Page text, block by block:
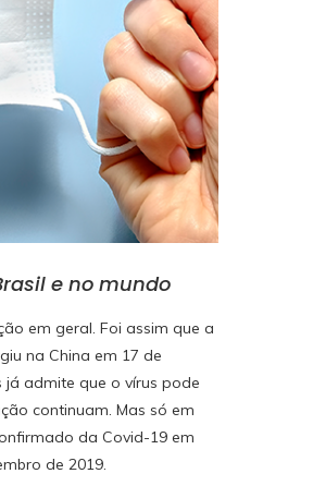
e no mundo
em geral. Foi assim que a
na China em 17 de
já admite que o vírus pode
continuam. Mas só em
da Covid-19 em
de 2019.